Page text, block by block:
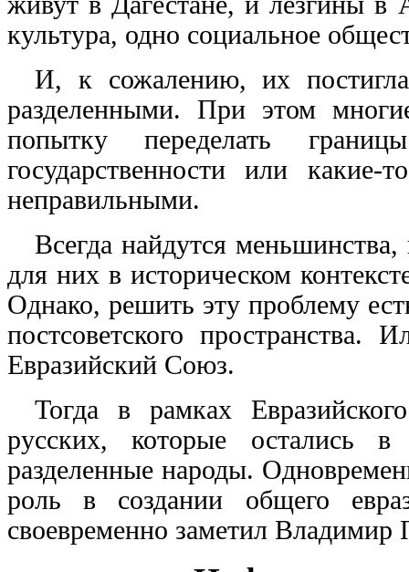
культура, одно социальное
И, к сожалению, их
разделенными. При этом
попытку переделать
государственности или
неправильными.
Всегда найдутся
для них в историческом
Однако, решить эту проблему
постсоветского
Евразийский Союз.
Тогда в рамках
русских, которые остались
разделенные народы.
роль в создании общего
своевременно заметил